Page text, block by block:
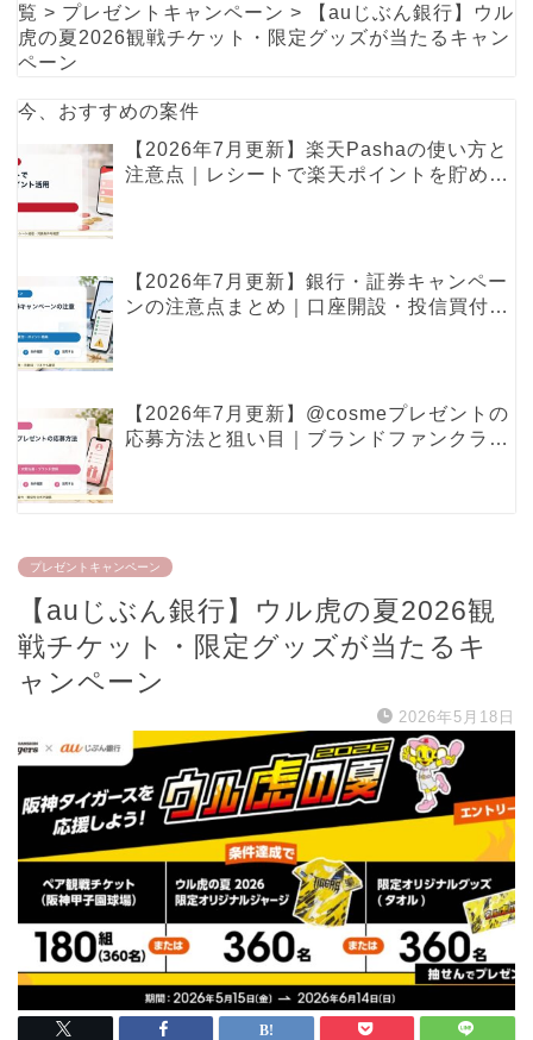
覧 > プレゼントキャンペーン >
【auじぶん銀行】ウル
虎の夏2026観戦チケット・限定グッズが当たるキャン
ペーン
今、おすすめの案件
【2026年7月更新】楽天Pashaの使い方と
注意点｜レシートで楽天ポイントを貯める
【2026年7月更新】銀行・証券キャンペー
ンの注意点まとめ｜口座開設・投信買付・
【2026年7月更新】@cosmeプレゼントの
応募方法と狙い目｜ブランドファンクラ
プレゼントキャンペーン
【auじぶん銀行】ウル虎の夏2026観
戦チケット・限定グッズが当たるキ
ャンペーン
2026年5月18日